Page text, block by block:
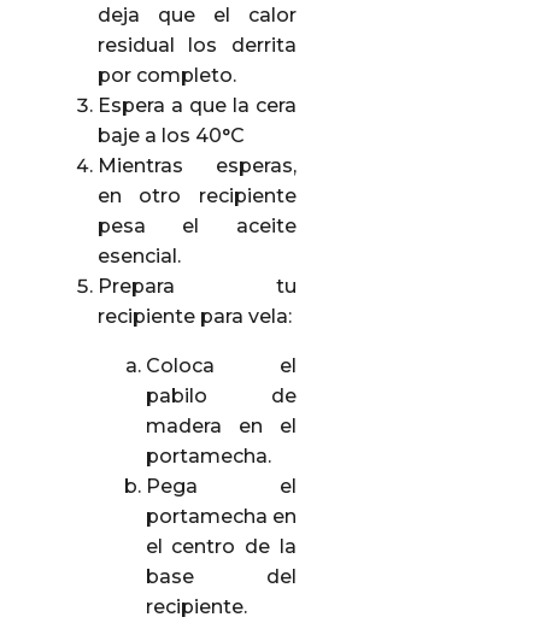
deja que el calor
residual los derrita
por completo.
Espera a que la cera
baje a los 40°C
Mientras esperas,
en otro recipiente
pesa el aceite
esencial.
Prepara tu
recipiente para vela:
Coloca el
pabilo de
madera en el
portamecha.
Pega el
portamecha en
el centro de la
base del
recipiente.